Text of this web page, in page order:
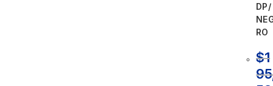
DP/
RO
$1